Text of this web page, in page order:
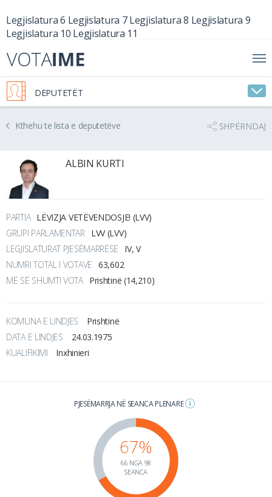
Legjislatura 6 Legjislatura 7 Legjislatura 8 Legjislatura 9
Legjislatura 10 Legjislatura 11
DEPUTETËT
Kthehu te lista e deputetëve SHPËRNDAJ
ALBIN KURTI
PARTIA LËVIZJA VETËVENDOSJE! (LVV)
GRUPI PARLAMENTAR
LVV (LVV)
LEGJISLATURAT PJESËMARRËSE
IV, V
NUMRI TOTAL I VOTAVE 63,602
MË SË SHUMTI VOTA Prishtinë (14,210)
KOMUNA E LINDJES
Prishtinë
DATA E LINDJES
24.03.1975
KUALIFIKIMI
Inxhinieri
PJESËMARRJA NË SEANCA PLENARE
67%
66 NGA 98
SEANCA